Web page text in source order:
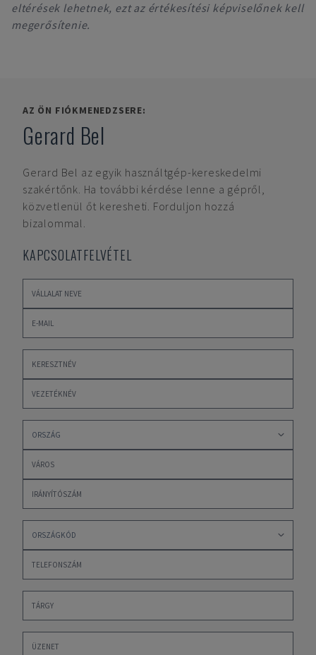
eltérések lehetnek, ezt az értékesítési képviselőnek kell
megerősítenie.
AZ ÖN FIÓKMENEDZSERE:
Gerard Bel
Gerard Bel az egyik használtgép-kereskedelmi
szakértőnk. Ha további kérdése lenne a gépről,
közvetlenül őt keresheti. Forduljon hozzá
bizalommal.
KAPCSOLATFELVÉTEL